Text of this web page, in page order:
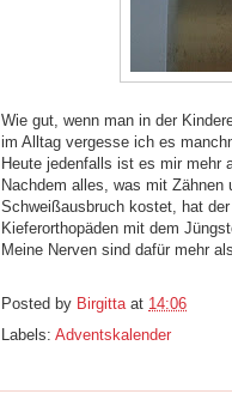
Wie gut, wenn man in der
im Alltag vergesse ich es
Heute jedenfalls ist es mir mehr
Nachdem alles, was mit
Schweißausbruch kostet, hat
Kieferorthopäden mit dem
Meine Nerven sind dafür mehr
Posted by Birgitta at 14:06
Labels: Adventskalender